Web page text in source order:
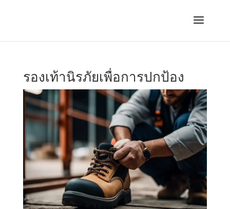
รองเท้านิรภัยเพื่อการปกป้อง